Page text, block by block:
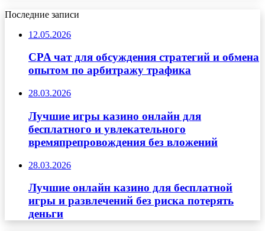
Последние записи
12.05.2026
CPA чат для обсуждения стратегий и обмена
опытом по арбитражу трафика
28.03.2026
Лучшие игры казино онлайн для
бесплатного и увлекательного
времяпрепровождения без вложений
28.03.2026
Лучшие онлайн казино для бесплатной
игры и развлечений без риска потерять
деньги